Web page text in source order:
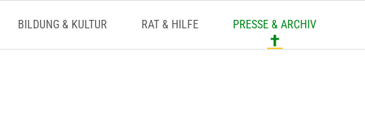
BILDUNG & KULTUR RAT & HILFE PRESSE & ARCHIV